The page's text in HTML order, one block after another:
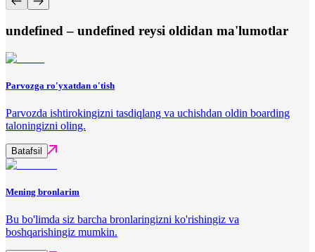
undefined – undefined reysi oldidan ma'lumotlar
Parvozga ro'yxatdan o'tish
Parvozda ishtirokingizni tasdiqlang va uchishdan oldin boarding
taloningizni oling.
Batafsil
Mening bronlarim
Bu bo'limda siz barcha bronlaringizni ko'rishingiz va
boshqarishingiz mumkin.